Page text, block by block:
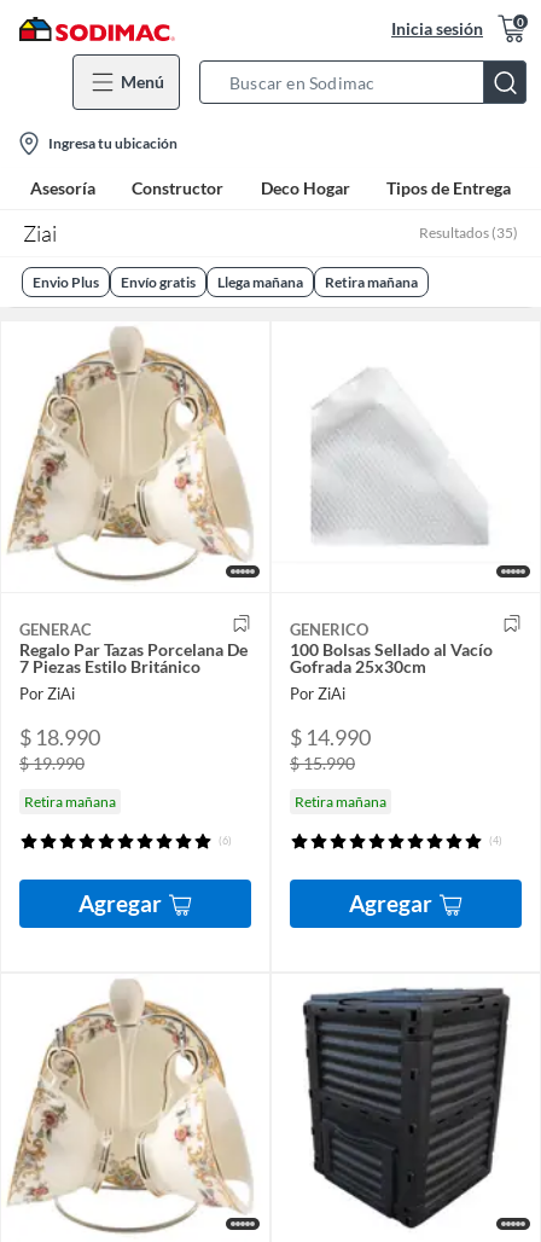
Inicia sesión 0
Menú
Bar
location-
icon
Ingresa tu ubicación
Asesoría Constructor Deco Hogar Tipos de Entrega
Ziai Resultados (35)
Envio Plus Envío gratis Llega mañana Retira mañana
GENERAC
Regalo Par Tazas Porcelana De
7 Piezas Estilo Británico
Por ZiAi
$ 18.990
$ 19.990
Retira mañana
(6)
Agregar
GENERICO
100 Bolsas Sellado al Vacío
Gofrada 25x30cm
Por ZiAi
$ 14.990
$ 15.990
Retira mañana
(4)
Agregar